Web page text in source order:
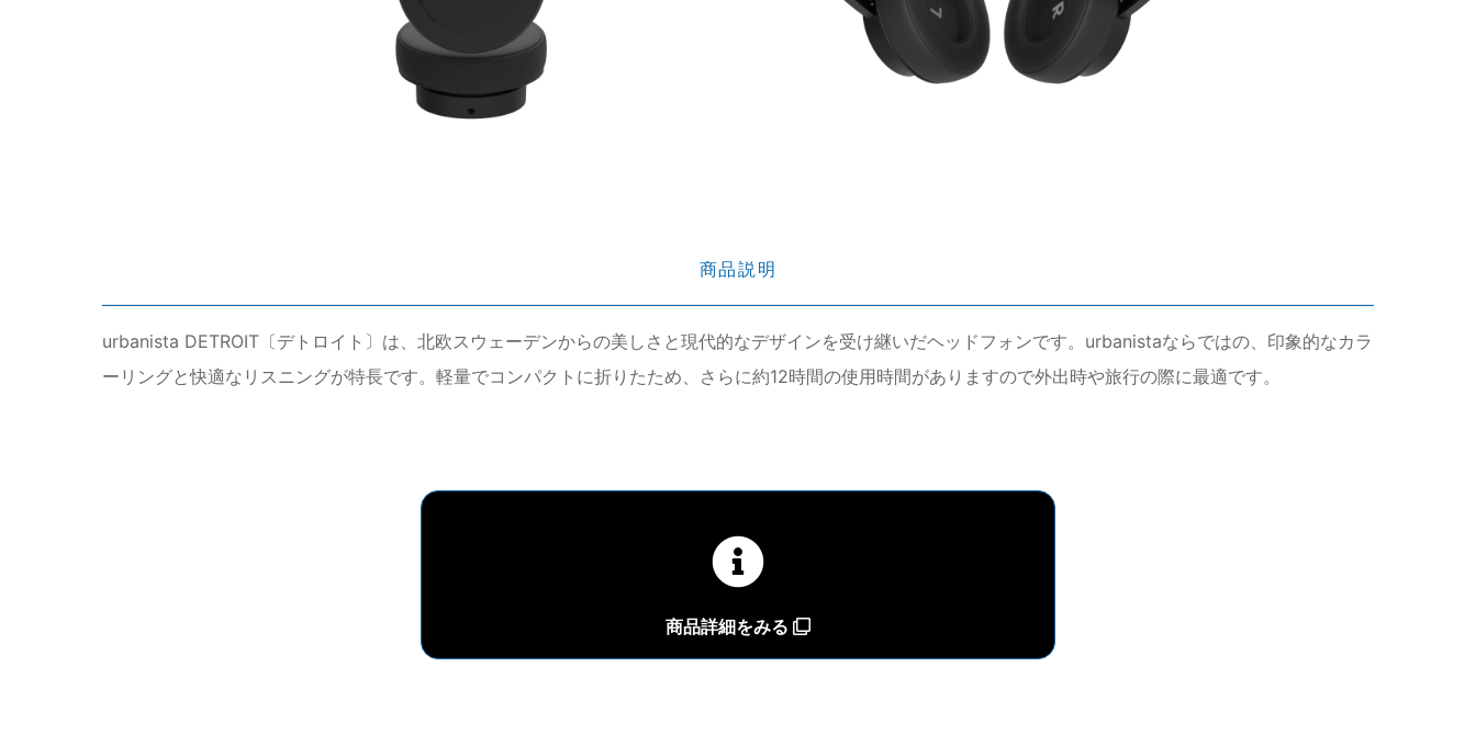
商品説明
urbanista DETROIT〔デトロイト〕は、北欧スウェーデンからの美しさと現代的なデザインを受け継いだヘッドフォンです。urbanistaならではの、印象的なカラ
ーリングと快適なリスニングが特長です。軽量でコンパクトに折りたため、さらに約12時間の使用時間がありますので外出時や旅行の際に最適です。
商品詳細をみる